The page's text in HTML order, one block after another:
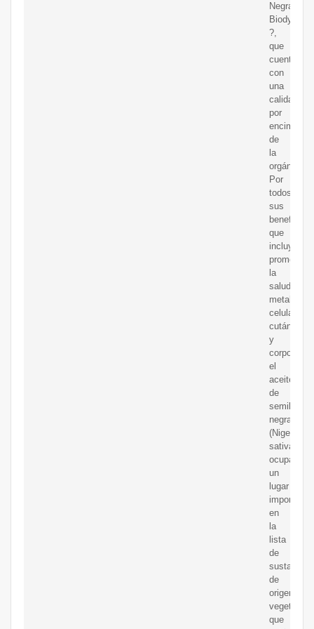
Negra
?,
que
cuenta
con
una
calidad
por
encima
de
la
orgánica
Por
todos
sus
beneficios,
que
incluyen
promover
la
salud
celular,
cutánea
y
corporal,
el
aceite
de
semilla
negra
(Nigella
sativa)
ocupa
un
lugar
importante
en
la
lista
de
sustancias
de
origen
vegetal
que